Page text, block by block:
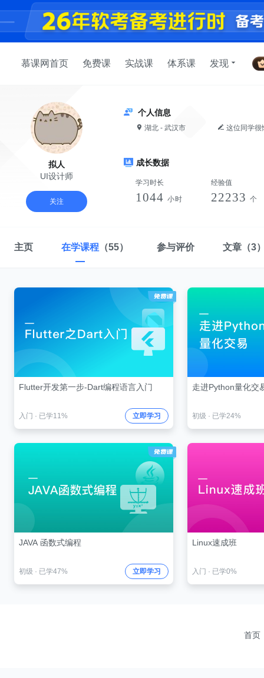
慕课网首页 免费课 实战课 体系课 发现
拟人
UI设计师
关注
个人信息
湖北 - 武汉市 这位同学很
成长数据
学习时长
1044 小时
经验值
22233 个
主页 在学课程 （55） 参与评价 文章 （3
Flutter开发第一步-Dart编程语言入门
入门 · 已学11% 立即学习
走进Python量化交
初级 · 已学24%
JAVA 函数式编程
初级 · 已学47% 立即学习
Linux速成班
入门 · 已学0%
首页